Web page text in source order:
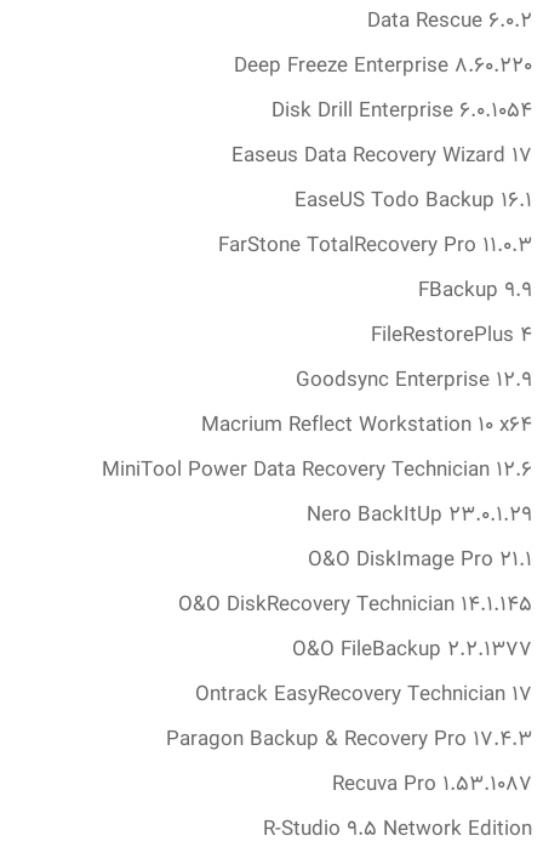
Data Rescue 6.‎0.‎2
Deep Freeze Enterprise 8.‎60.‎220
Disk Drill Enterprise 6.‎0.‎1054
Easeus Data Recovery Wizard 17
EaseUS Todo Backup 16.‎1
FarStone TotalRecovery Pro 11.‎0.‎3
FBackup 9.‎9
FileRestorePlus 4
Goodsync Enterprise 12.‎9
Macrium Reflect Workstation 10 x64
MiniTool Power Data Recovery Technician 12.‎6
Nero BackItUp 23.‎0.‎1.‎29
O&O DiskImage Pro 21.‎1
O&O DiskRecovery Technician 14.‎1.‎145
O&O FileBackup 2.‎2.‎1377
Ontrack EasyRecovery Technician 17
Paragon Backup & Recovery Pro 17.‎4.‎3
Recuva Pro 1.‎53.‎1087
R-Studio 9.‎5 Network Edition